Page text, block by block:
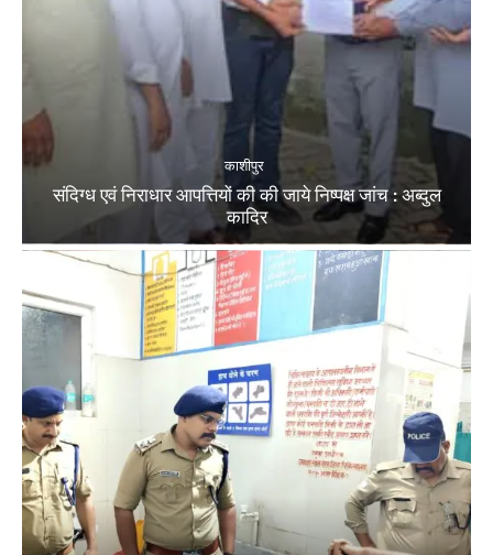
काशीपुर
संदिग्ध एवं निराधार आपत्तियों की की जाये निष्पक्ष जांच : अब्दुल
कादिर